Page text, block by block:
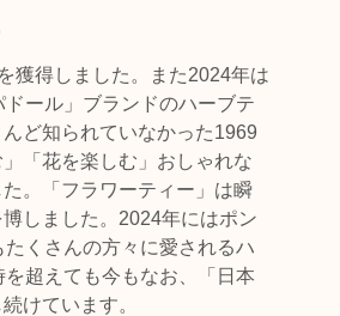
獲得しました。また2024年は
ール」ブランドのハーブテ
ど知られていなかった1969
「花を楽しむ」おしゃれな
。「フラワーティー」は瞬
しました。2024年にはポン
くさんの方々に愛されるハ
超えても今もなお、「日本
けています。